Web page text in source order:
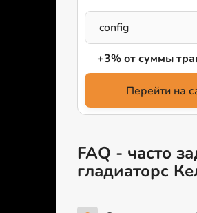
config
+3% от суммы
Перейти на
FAQ - часто
гладиаторс